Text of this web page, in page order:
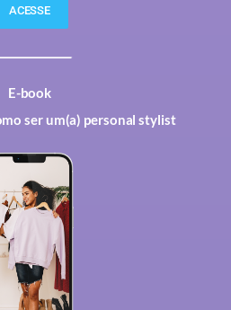
ACESSE
E-book
ser um(a) personal stylist